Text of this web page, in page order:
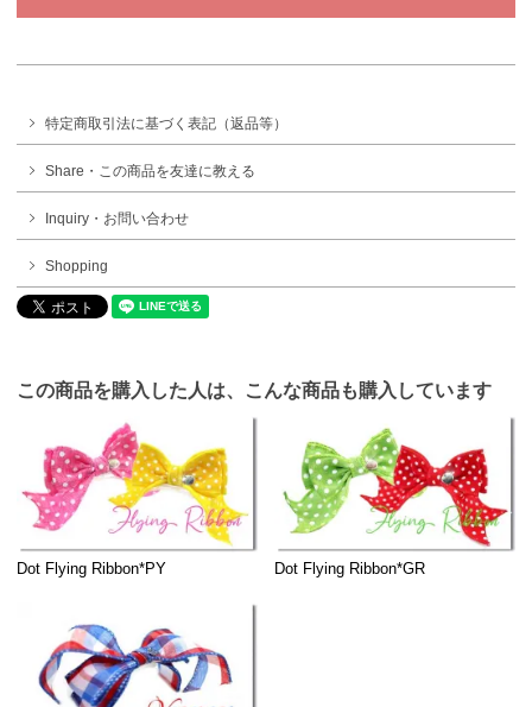
特定商取引法に基づく表記（返品等）
Share・この商品を友達に教える
Inquiry・お問い合わせ
Shopping
この商品を購入した人は、こんな商品も購入しています
Dot Flying Ribbon*PY Dot Flying Ribbon*GR